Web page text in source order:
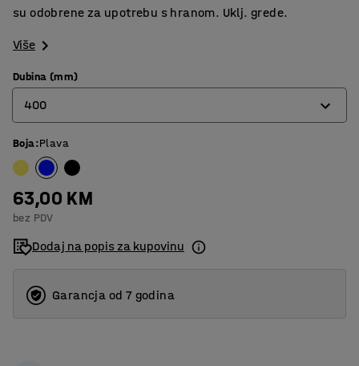
su odobrene za upotrebu s hranom. Uklj. grede.
Više
Dubina (mm)
400
400
500
600
Boja:Plava
63,00 KM
bez PDV
Dodaj na popis za kupovinu
Garancja od 7 godina